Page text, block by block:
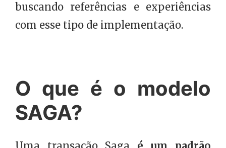
buscando referências e experiências
com esse tipo de implementação.
O que é o modelo
SAGA?